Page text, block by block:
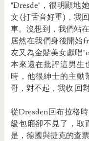
"Dresde"，很明顯地
文 (打舌音好重)，我
車。沒想到，我們站
居然在我們身後開始
友又為金髮美女獻唱
本來還在批評這男生
時，他很紳士的主動
哥，對不起，我收 回
從Dresden回布拉格
級包廂卻不見了，取
是，德國與捷克的查